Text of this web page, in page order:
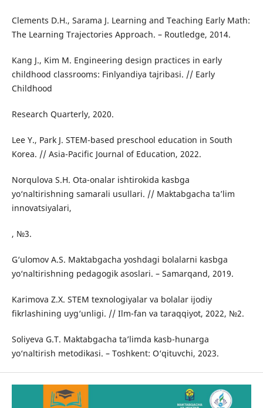
Clements D.H., Sarama J. Learning and Teaching Early Math:
The Learning Trajectories Approach. – Routledge, 2014.
Kang J., Kim M. Engineering design practices in early
childhood classrooms: Finlyandiya tajribasi. // Early
Childhood
Research Quarterly, 2020.
Lee Y., Park J. STEM-based preschool education in South
Korea. // Asia-Pacific Journal of Education, 2022.
Norqulova S.H. Ota-onalar ishtirokida kasbga
yo‘naltirishning samarali usullari. // Maktabgacha ta’lim
innovatsiyalari,
, №3.
G‘ulomov A.S. Maktabgacha yoshdagi bolalarni kasbga
yo‘naltirishning pedagogik asoslari. – Samarqand, 2019.
Karimova Z.X. STEM texnologiyalar va bolalar ijodiy
fikrlashining uyg‘unligi. // Ilm-fan va taraqqiyot, 2022, №2.
Soliyeva G.T. Maktabgacha ta’limda kasb-hunarga
yo‘naltirish metodikasi. – Toshkent: O‘qituvchi, 2023.